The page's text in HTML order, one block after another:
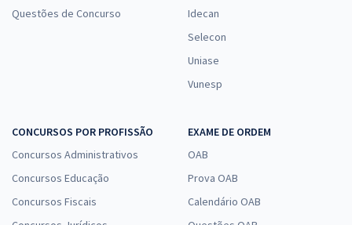
Questões de Concurso
Idecan
Selecon
Uniase
Vunesp
CONCURSOS POR PROFISSÃO
Concursos Administrativos
Concursos Educação
Concursos Fiscais
EXAME DE ORDEM
OAB
Prova OAB
Calendário OAB